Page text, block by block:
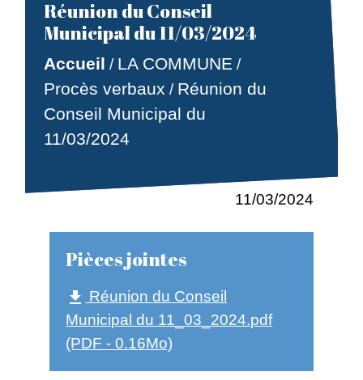
Réunion du Conseil
Municipal du 11/03/2024
Accueil / LA COMMUNE /
Procès verbaux / Réunion du
Conseil Municipal du
11/03/2024
11/03/2024
Pièces jointes
file_download Réunion du Conseil
Municipal du 11_03_2024.pdf
(PDF - 0.16Mo)